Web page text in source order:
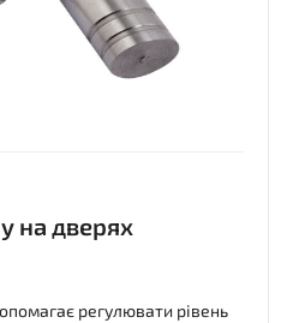
на дверях
регулювати рівень